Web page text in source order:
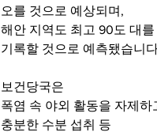
오를 것으로 예상되며,
해안 지역도 최고 90도 대를
기록할 것으로 예측됐습니
보건당국은
폭염 속 야외 활동을 자제하
충분한 수분 섭취 등